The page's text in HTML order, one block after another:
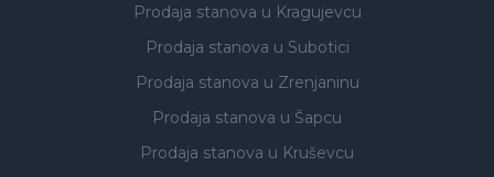
Prodaja stanova u Kragujevcu
Prodaja stanova u Subotici
Prodaja stanova u Zrenjaninu
Prodaja stanova u Šapcu
Prodaja stanova u Kruševcu